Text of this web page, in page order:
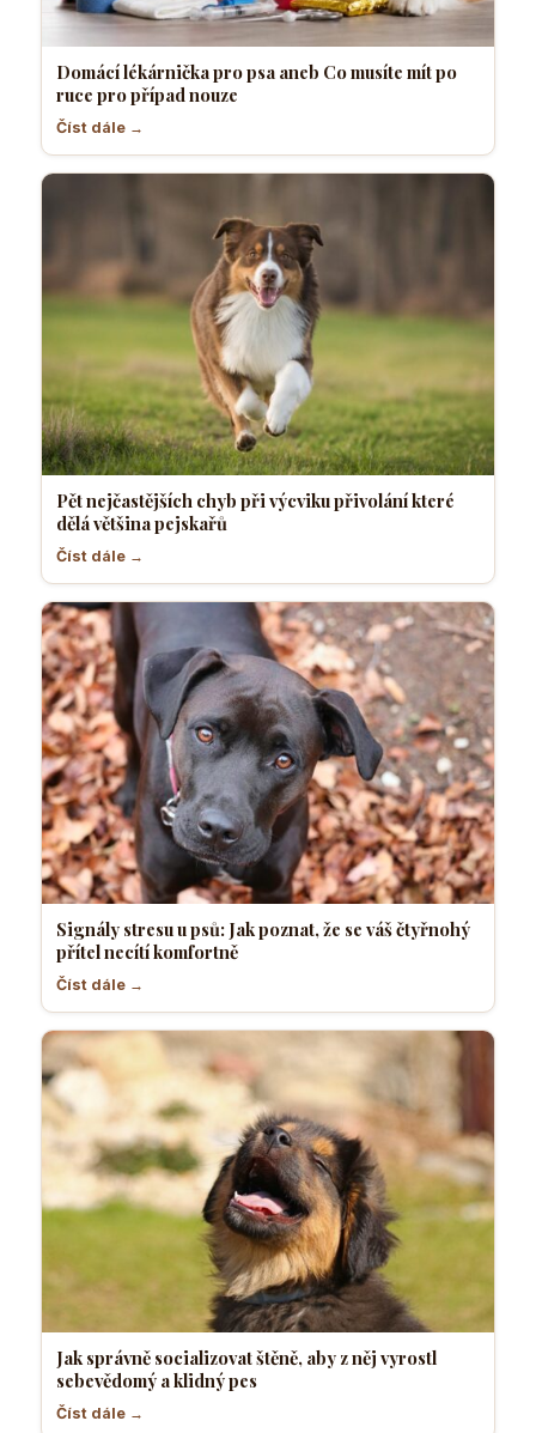
Domácí lékárnička pro psa aneb Co musíte mít po
ruce pro případ nouze
Číst dále →
Pět nejčastějších chyb při výcviku přivolání které
dělá většina pejskařů
Číst dále →
Signály stresu u psů: Jak poznat, že se váš čtyřnohý
přítel necítí komfortně
Číst dále →
Jak správně socializovat štěně, aby z něj vyrostl
sebevědomý a klidný pes
Číst dále →